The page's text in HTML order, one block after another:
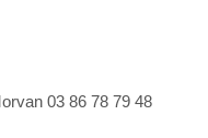
03 86 78 79 48